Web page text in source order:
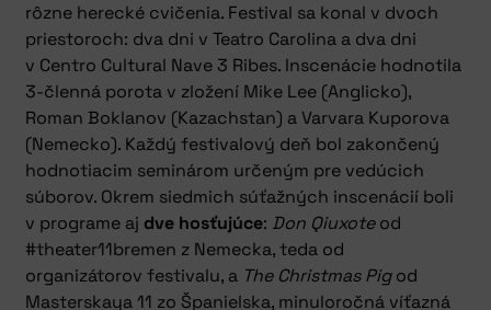
rôzne herecké cvičenia. Festival sa konal v dvoch
priestoroch: dva dni v Teatro Carolina a dva dni
v Centro Cultural Nave 3 Ribes. Inscenácie hodnotila
3-členná porota v zložení Mike Lee (Anglicko),
Roman Boklanov (Kazachstan) a Varvara Kuporova
(Nemecko). Každý festivalový deň bol zakončený
hodnotiacim seminárom určeným pre vedúcich
súborov. Okrem siedmich súťažných inscenácií boli
v programe aj dve hosťujúce: Don Qiuxoteod
#theater11bremen z Nemecka, teda od
organizátorov festivalu, a The Christmas Pigod
Masterskaya 11 zo Španielska, minuloročná víťazná